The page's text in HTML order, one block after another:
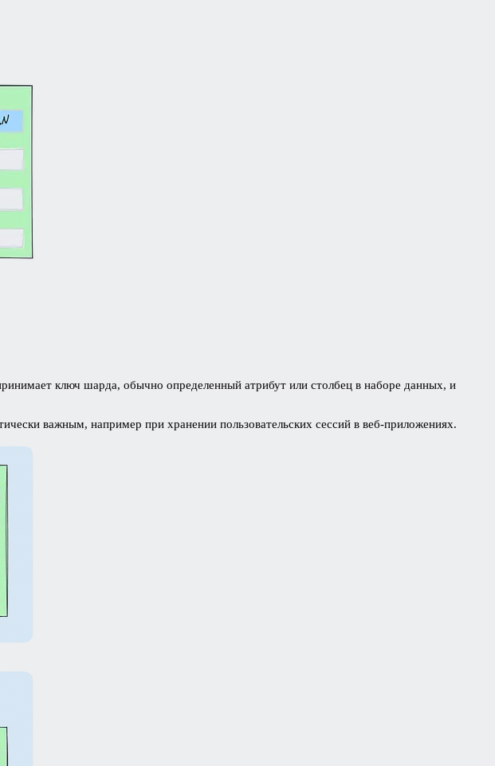
ключ шарда, обычно определенный атрибут или столбец в наборе данных, и
важным, например при хранении пользовательских сессий в веб-приложениях.